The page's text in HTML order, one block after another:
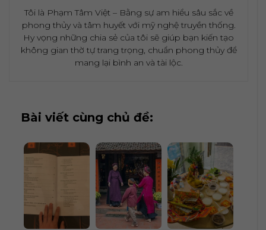
Tôi là Phạm Tâm Việt – Bằng sự am hiểu sâu sắc về
phong thủy và tâm huyết với mỹ nghệ truyền thống.
Hy vọng những chia sẻ của tôi sẽ giúp bạn kiến tạo
không gian thờ tự trang trọng, chuẩn phong thủy để
mang lại bình an và tài lộc.
Bài viết cùng chủ đề: